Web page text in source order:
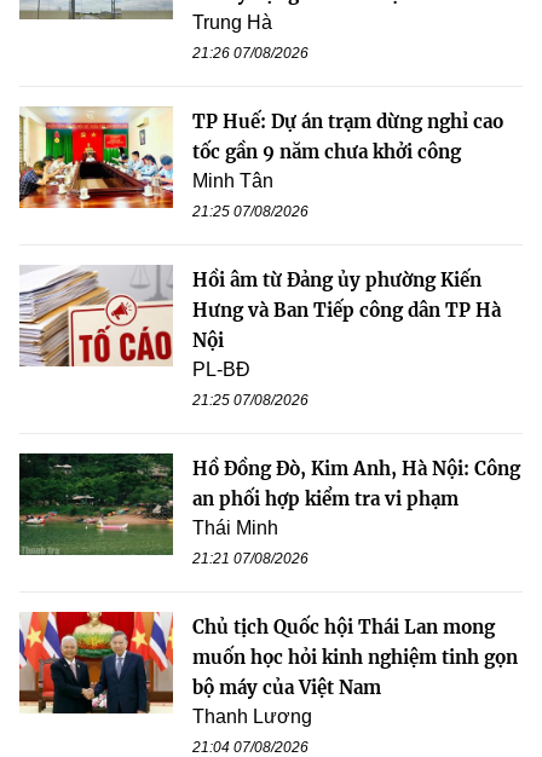
Trung Hà
21:26 07/08/2026
TP Huế: Dự án trạm dừng nghỉ cao
tốc gần 9 năm chưa khởi công
Minh Tân
21:25 07/08/2026
Hồi âm từ Đảng ủy phường Kiến
Hưng và Ban Tiếp công dân TP Hà
Nội
PL-BĐ
21:25 07/08/2026
Hồ Đồng Đò, Kim Anh, Hà Nội: Công
an phối hợp kiểm tra vi phạm
Thái Minh
21:21 07/08/2026
Chủ tịch Quốc hội Thái Lan mong
muốn học hỏi kinh nghiệm tinh gọn
bộ máy của Việt Nam
Thanh Lương
21:04 07/08/2026